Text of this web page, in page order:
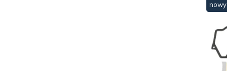
nowy